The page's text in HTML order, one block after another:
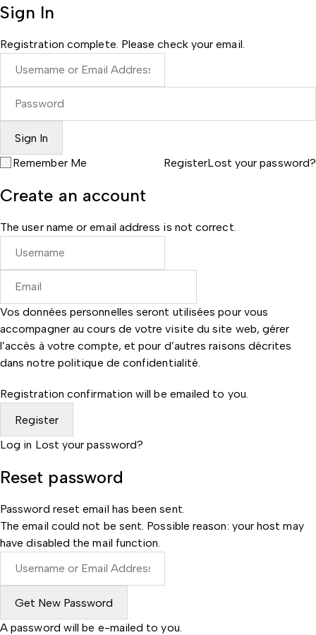
Sign In
Registration complete. Please check your email.
Remember Me RegisterLost your password?
Create an account
The user name or email address is not correct.
Vos données personnelles seront utilisées pour vous
accompagner au cours de votre visite du site web, gérer
l’accès à votre compte, et pour d’autres raisons décrites
dans notre politique de confidentialité.
Registration confirmation will be emailed to you.
Log in Lost your password?
Reset password
Password reset email has been sent.
The email could not be sent. Possible reason: your host may
have disabled the mail function.
A password will be e-mailed to you.